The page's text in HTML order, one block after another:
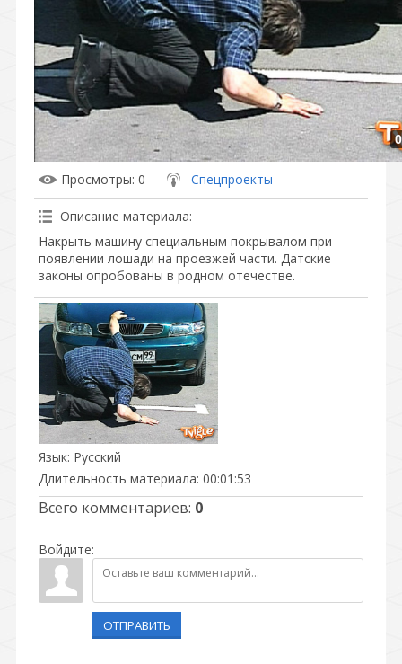
Просмотры: 0 Спецпроекты
Описание материала:
Накрыть машину специальным покрывалом при
появлении лошади на проезжей части. Датские
законы опробованы в родном отечестве.
Язык: Русский
Длительность материала: 00:01:53
Всего комментариев: 0
Войдите:
ОТПРАВИТЬ